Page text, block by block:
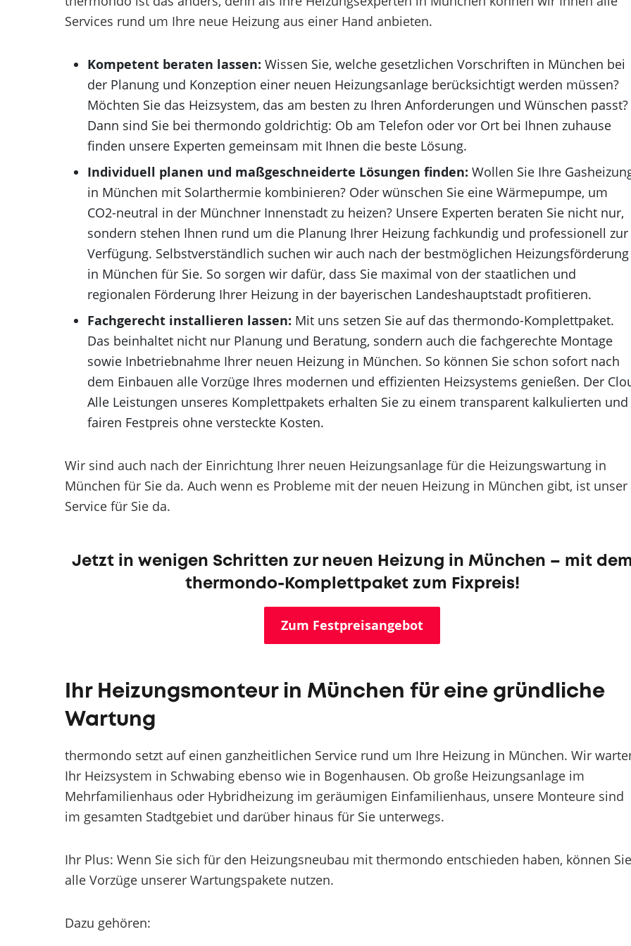
Services rund um Ihre neue Heizung aus einer Hand anbieten.
Kompetent beraten lassen: Wissen Sie, welche gesetzlichen Vorschriften in München bei
der Planung und Konzeption einer neuen Heizungsanlage berücksichtigt werden müssen?
Möchten Sie das Heizsystem, das am besten zu Ihren Anforderungen und Wünschen passt?
Dann sind Sie bei thermondo goldrichtig: Ob am Telefon oder vor Ort bei Ihnen zuhause
finden unsere Experten gemeinsam mit Ihnen die beste Lösung.
Individuell planen und maßgeschneiderte Lösungen finden: Wollen Sie Ihre
in München mit Solarthermie kombinieren? Oder wünschen Sie eine Wärmepumpe, um
CO2-neutral in der Münchner Innenstadt zu heizen? Unsere Experten beraten Sie nicht nur,
sondern stehen Ihnen rund um die Planung Ihrer Heizung fachkundig und professionell zur
Verfügung. Selbstverständlich suchen wir auch nach der bestmöglichen Heizungsförderung
in München für Sie. So sorgen wir dafür, dass Sie maximal von der staatlichen und
regionalen Förderung Ihrer Heizung in der bayerischen Landeshauptstadt profitieren.
Fachgerecht installieren lassen: Mit uns setzen Sie auf das thermondo-Komplettpaket.
Das beinhaltet nicht nur Planung und Beratung, sondern auch die fachgerechte Montage
sowie Inbetriebnahme Ihrer neuen Heizung in München. So können Sie schon sofort nach
dem Einbauen alle Vorzüge Ihres modernen und effizienten Heizsystems genießen. Der
Alle Leistungen unseres Komplettpakets erhalten Sie zu einem transparent kalkulierten und
fairen Festpreis ohne versteckte Kosten.
Wir sind auch nach der Einrichtung Ihrer neuen Heizungsanlage für die Heizungswartung in
München für Sie da. Auch wenn es Probleme mit der neuen Heizung in München gibt, ist unser
Service für Sie da.
Jetzt in wenigen Schritten zur neuen Heizung in München – mit
thermondo-Komplettpaket zum Fixpreis!
Zum Festpreisangebot
Ihr Heizungsmonteur in München für eine gründliche
Wartung
thermondo setzt auf einen ganzheitlichen Service rund um Ihre Heizung in München. Wir
Ihr Heizsystem in Schwabing ebenso wie in Bogenhausen. Ob große Heizungsanlage im
Mehrfamilienhaus oder Hybridheizung im geräumigen Einfamilienhaus, unsere Monteure sind
im gesamten Stadtgebiet und darüber hinaus für Sie unterwegs.
Ihr Plus: Wenn Sie sich für den Heizungsneubau mit thermondo entschieden haben, können Sie
alle Vorzüge unserer Wartungspakete nutzen.
Dazu gehören: